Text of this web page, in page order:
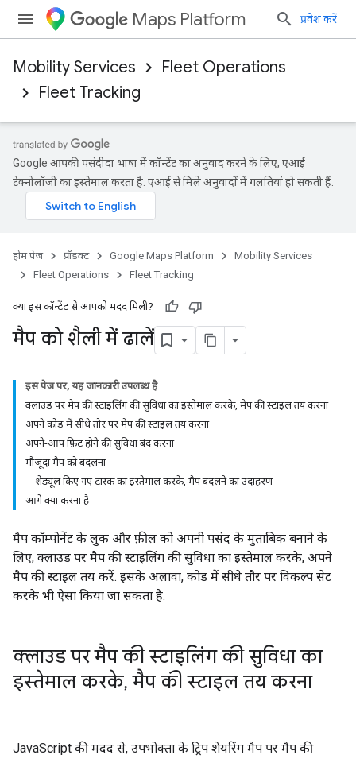
Maps Platform प्रवेश करें
Mobility Services
Fleet Operations
Fleet Tracking
Google आपकी पसंदीदा भाषा में कॉन्टेंट का अनुवाद करने के लिए, एआई
टेक्नोलॉजी का इस्तेमाल करता है. एआई से मिले अनुवादों में गलतियां हो सकती हैं.
होम पेज प्रॉडक्ट Google Maps Platform
Mobility Services
Fleet Operations
Fleet Tracking
क्या इस कॉन्टेंट से आपको मदद मिली?
मैप को शैली में ढालें
इस पेज पर, यह जानकारी उपलब्ध है
क्लाउड पर मैप की स्टाइलिंग की सुविधा का इस्तेमाल करके, मैप की स्टाइल तय करना
अपने कोड में सीधे तौर पर मैप की स्टाइल तय करना
अपने-आप फ़िट होने की सुविधा बंद करना
मौजूदा मैप को बदलना
शेड्यूल किए गए टास्क का इस्तेमाल करके, मैप बदलने का उदाहरण
आगे क्या करना है
मैप कॉम्पोनेंट के लुक और फ़ील को अपनी पसंद के मुताबिक बनाने के
लिए, क्लाउड पर मैप की स्टाइलिंग की सुविधा का इस्तेमाल करके, अपने
मैप की स्टाइल तय करें. इसके अलावा, कोड में सीधे तौर पर विकल्प सेट
करके भी ऐसा किया जा सकता है.
क्लाउड पर मैप की स्टाइलिंग की सुविधा का
इस्तेमाल करके, मैप की स्टाइल तय करना
JavaScript की मदद से, उपभोक्ता के ट्रिप शेयरिंग मैप पर मैप की